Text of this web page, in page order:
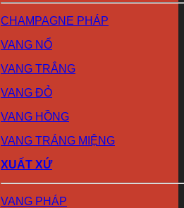
CHAMPAGNE PHÁP
VANG NỔ
VANG TRẮNG
VANG ĐỎ
VANG HỒNG
VANG TRÁNG MIỆNG
XUẤT XỨ
VANG PHÁP